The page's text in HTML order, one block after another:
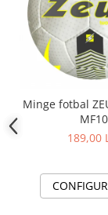
Minge fotbal
MF10
189,00